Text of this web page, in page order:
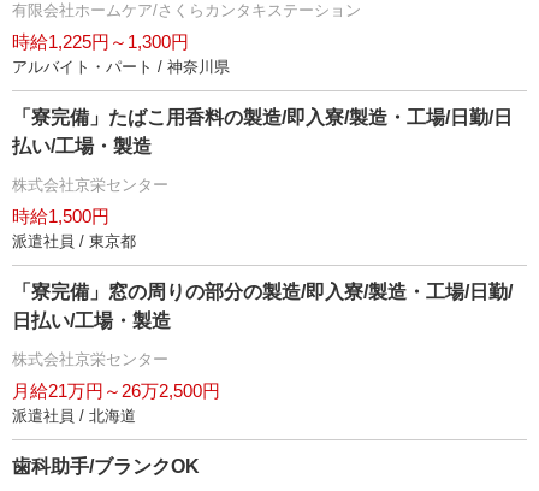
有限会社ホームケア/さくらカンタキステーション
時給1,225円～1,300円
アルバイト・パート / 神奈川県
「寮完備」たばこ用香料の製造/即入寮/製造・工場/日勤/日
払い/工場・製造
株式会社京栄センター
時給1,500円
派遣社員 / 東京都
「寮完備」窓の周りの部分の製造/即入寮/製造・工場/日勤/
日払い/工場・製造
株式会社京栄センター
月給21万円～26万2,500円
派遣社員 / 北海道
歯科助手/ブランクOK